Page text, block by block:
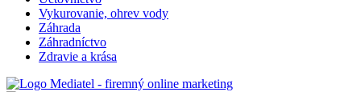
Vykurovanie, ohrev vody
Záhrada
Záhradníctvo
Zdravie a krása